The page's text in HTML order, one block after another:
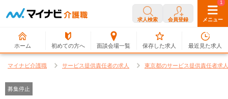
求人検索 会員登録 メニュー
ホーム 初めての方へ 面談会場一覧
0
保存した求人
1
最近見た求人
マイナビ介護職 サービス提供責任者の求人 東京都のサービス提供責任者求人
募集停止